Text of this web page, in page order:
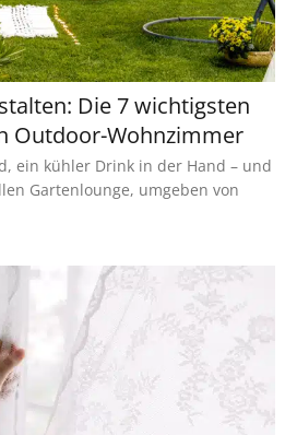
Die 7 wichtigsten
Outdoor-Wohnzimmer
ein kühler Drink in der Hand – und
Gartenlounge, umgeben von